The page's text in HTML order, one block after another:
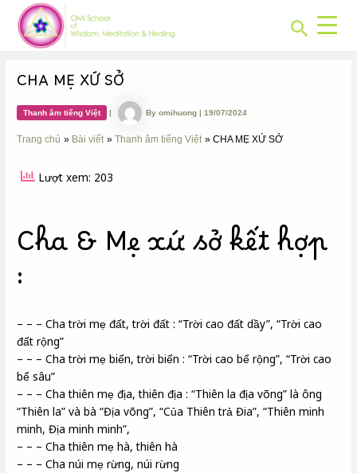
content
Search
CHA MẸ XỨ SỞ
Thanh âm tiếng Việt | Byomihuong|19/07/2024
Trang chủ Bài viết Thanh âm tiếng Việt CHA MẸ XỨ SỞ
Lượt xem: 203
Cha & Mẹ xứ sở kết hợp
:
– – – Cha trời mẹ đất, trời đất : “Trời cao đất dầy”, “Trời cao
đất rộng”
– – – Cha trời mẹ biển, trời biển : “Trời cao bể rộng”, “Trời cao
bể sâu”
– – – Cha thiên mẹ địa, thiên địa : “Thiên la địa võng” là ông
“Thiên la” và bà “Địa võng”, “Của Thiên trả Đia”, “Thiên minh
minh, Địa minh minh”,
– – – Cha thiên mẹ hà, thiên hà
– – – Cha núi mẹ rừng, núi rừng
Post
navigation
CHUYÊN
MỤC: